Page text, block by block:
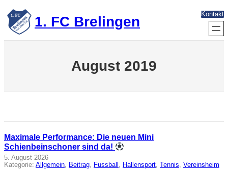
Zum
Inhalt
springen 1. FC Brelingen Kontakt
August 2019
Maximale Performance: Die neuen Mini
Schienbeinschoner sind da!
5. August 2026
Kategorie: Allgemein, Beitrag, Fussball , Hallensport, Tennis, Vereinsheim